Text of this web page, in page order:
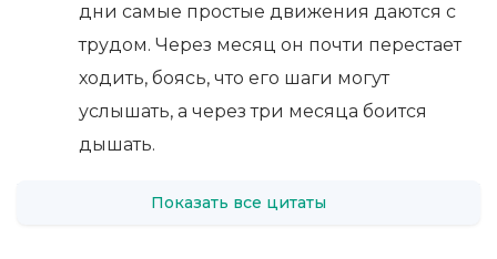
дни самые простые движения даются с
трудом. Через месяц он почти перестает
ходить, боясь, что его шаги могут
услышать, а через три месяца боится
дышать.
Показать все цитаты